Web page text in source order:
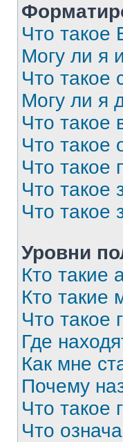
Что такое
Могу ли я
Что такое
Могу ли я
Что такое
Что такое
Что такое
Что такое
Что такое
Уровни
Кто такие
Кто такие
Что такое
Где
Как мне
Почему
Что такое
Что